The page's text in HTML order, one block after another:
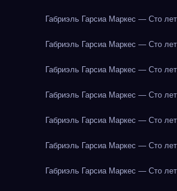
Габриэль Гарсиа Маркес — Сто
Габриэль Гарсиа Маркес — Сто
Габриэль Гарсиа Маркес — Сто
Габриэль Гарсиа Маркес — Сто
Габриэль Гарсиа Маркес — Сто
Габриэль Гарсиа Маркес — Сто
Габриэль Гарсиа Маркес — Сто